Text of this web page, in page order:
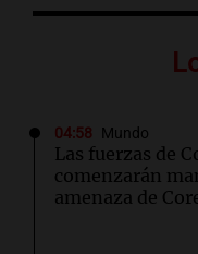
04:58 Mundo
Las fuerzas de
comenzarán
amenaza de